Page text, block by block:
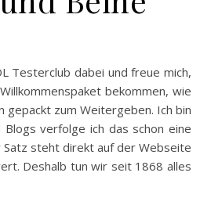
Testerclub dabei und freue mich,
bekommen, wie
zum Weitergeben. Ich bin
verfolge ich das schon eine
Satz steht direkt auf der Webseite
Deshalb tun wir seit 1868 alles